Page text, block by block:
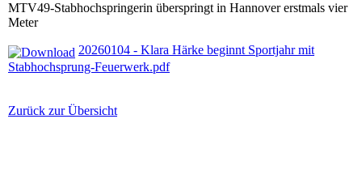
MTV49-Stabhochspringerin überspringt in Hannover erstmals vier
Meter
20260104 - Klara Härke beginnt Sportjahr mit
Stabhochsprung-Feuerwerk.pdf
Zurück zur Übersicht